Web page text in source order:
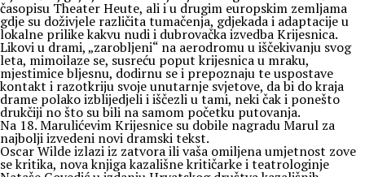
časopisu Theater Heute, ali i u drugim europskim zemljama
gdje su doživjele različita tumačenja, gdjekada i adaptacije u
lokalne prilike kakvu nudi i dubrovačka izvedba Krijesnica.
Likovi u drami, „zarobljeni“ na aerodromu u iščekivanju svog
leta, mimoilaze se, susreću poput krijesnica u mraku,
mjestimice bljesnu, dodirnu se i prepoznaju te uspostave
kontakt i razotkriju svoje unutarnje svjetove, da bi do kraja
drame polako izblijedjeli i iščezli u tami, neki čak i ponešto
drukčiji no što su bili na samom početku putovanja.
Na 18. Marulićevim Krijesnice su dobile nagradu Marul za
najbolji izvedeni novi dramski tekst.
Oscar Wilde izlazi iz zatvora ili vaša omiljena umjetnost zove
se kritika, nova knjiga kazališne kritičarke i teatrologinje